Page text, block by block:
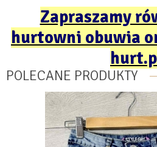
Zapraszamy
hurtowni obuwia
POLECANE PRODUKTY